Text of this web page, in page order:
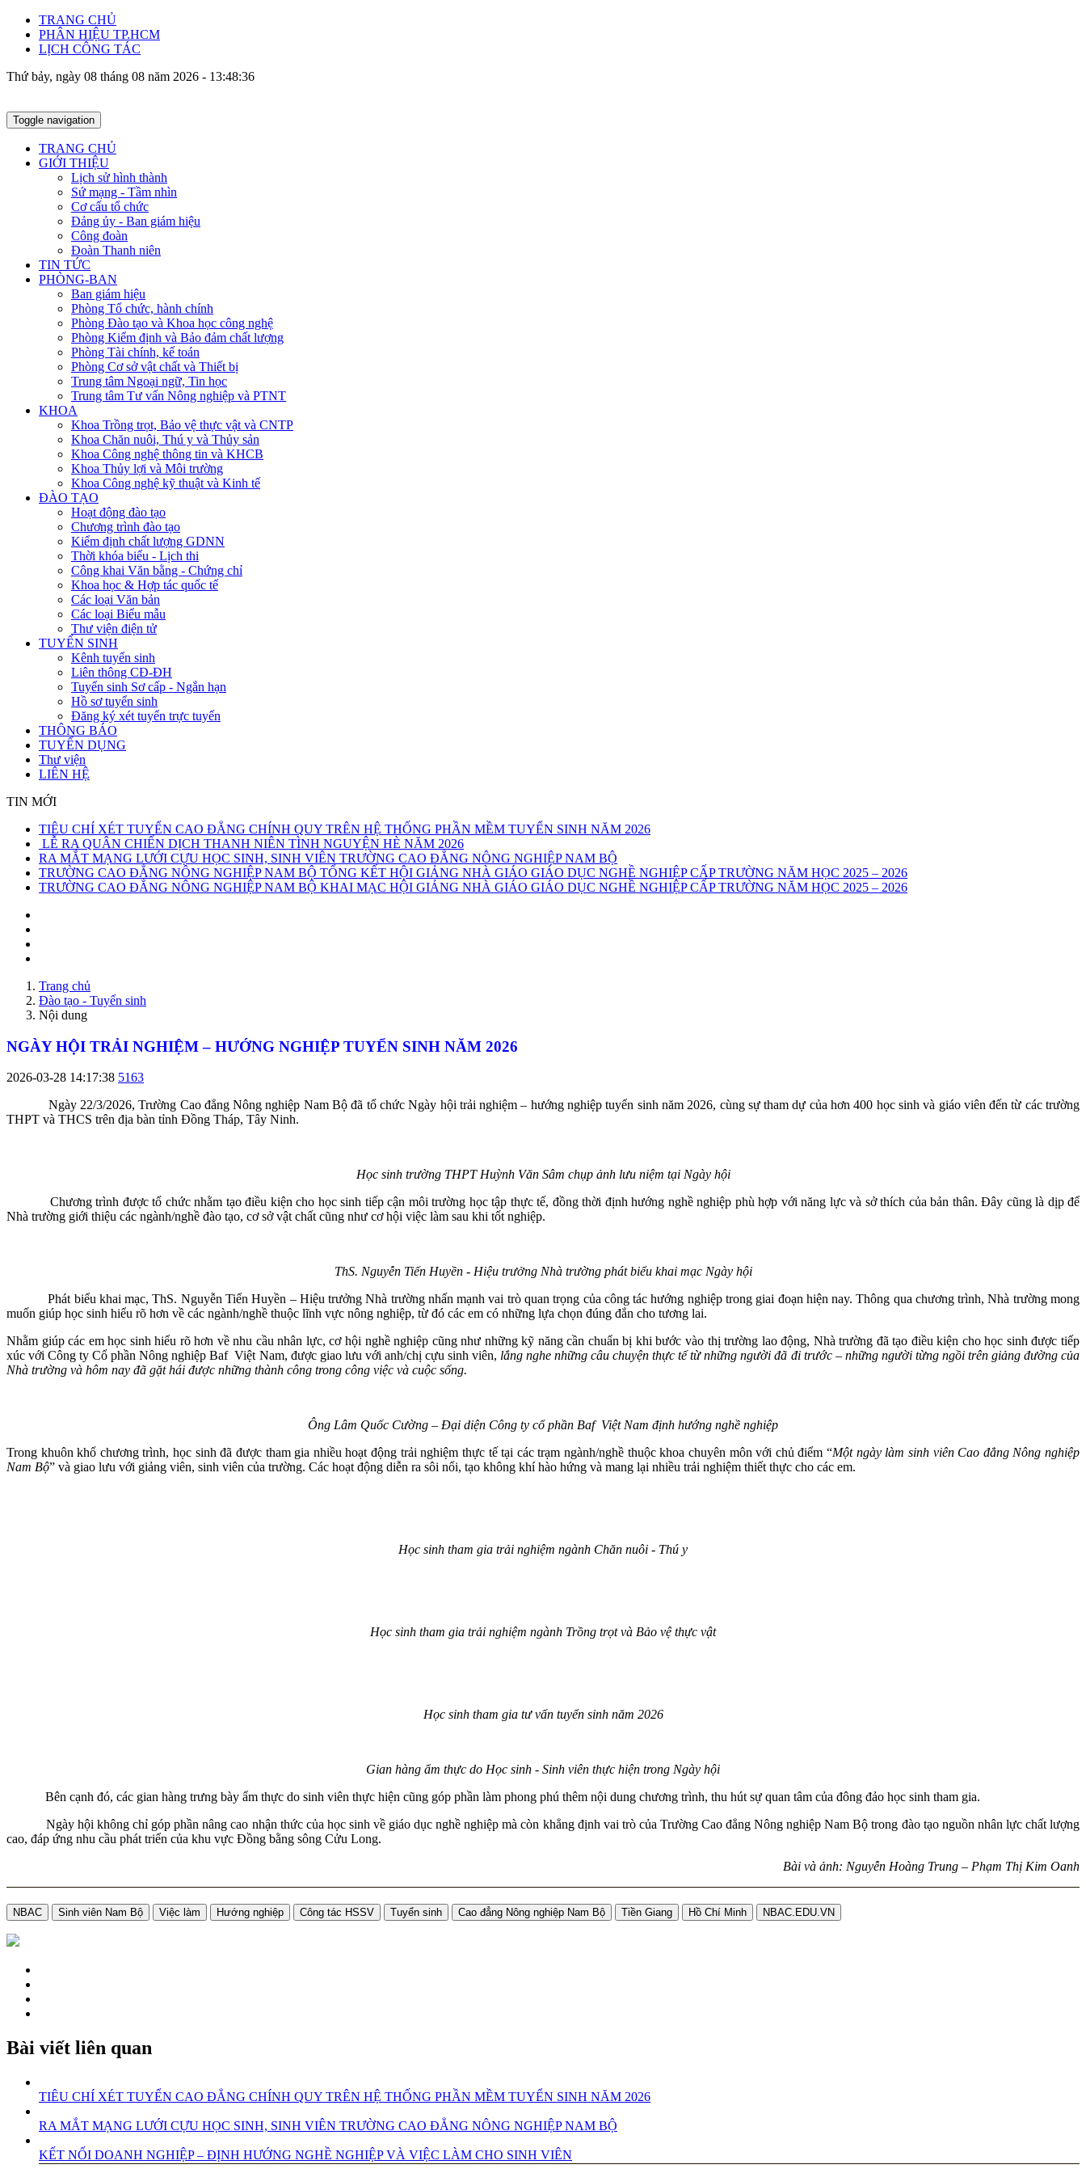
TRANG CHỦ
PHÂN HIỆU TP.HCM
LỊCH CÔNG TÁC
Thứ bảy, ngày 08 tháng 08 năm 2026 - 13:48:37
Toggle navigation
TRANG CHỦ
GIỚI THIỆU
Lịch sử hình thành
Sứ mạng - Tầm nhìn
Cơ cấu tổ chức
Đảng ủy - Ban giám hiệu
Công đoàn
Đoàn Thanh niên
TIN TỨC
PHÒNG-BAN
Ban giám hiệu
Phòng Tổ chức, hành chính
Phòng Đào tạo và Khoa học công nghệ
Phòng Kiểm định và Bảo đảm chất lượng
Phòng Tài chính, kế toán
Phòng Cơ sở vật chất và Thiết bị
Trung tâm Ngoại ngữ, Tin học
Trung tâm Tư vấn Nông nghiệp và PTNT
KHOA
Khoa Trồng trọt, Bảo vệ thực vật và CNTP
Khoa Chăn nuôi, Thú y và Thủy sản
Khoa Công nghệ thông tin và KHCB
Khoa Thủy lợi và Môi trường
Khoa Công nghệ kỹ thuật và Kinh tế
ĐÀO TẠO
Hoạt động đào tạo
Chương trình đào tạo
Kiểm định chất lượng GDNN
Thời khóa biểu - Lịch thi
Công khai Văn bằng - Chứng chỉ
Khoa học & Hợp tác quốc tế
Các loại Văn bản
Các loại Biểu mẫu
Thư viện điện tử
TUYỂN SINH
Kênh tuyển sinh
Liên thông CĐ-ĐH
Tuyển sinh Sơ cấp - Ngắn hạn
Hồ sơ tuyển sinh
Đăng ký xét tuyển trực tuyến
THÔNG BÁO
TUYỂN DỤNG
Thư viện
LIÊN HỆ
TIN MỚI
TIÊU CHÍ XÉT TUYỂN CAO ĐẲNG CHÍNH QUY TRÊN HỆ THỐNG PHẦN MỀM TUYỂN SINH NĂM 2026
LỄ RA QUÂN CHIẾN DỊCH THANH NIÊN TÌNH NGUYỆN HÈ NĂM 2026
RA MẮT MẠNG LƯỚI CỰU HỌC SINH, SINH VIÊN TRƯỜNG CAO ĐẲNG NÔNG NGHIỆP NAM BỘ
TRƯỜNG CAO ĐẲNG NÔNG NGHIỆP NAM BỘ TỔNG KẾT HỘI GIẢNG NHÀ GIÁO GIÁO DỤC NGHỀ NGHIỆP CẤP TRƯỜNG NĂM HỌC 2025 – 2026
TRƯỜNG CAO ĐẲNG NÔNG NGHIỆP NAM BỘ KHAI MẠC HỘI GIẢNG NHÀ GIÁO GIÁO DỤC NGHỀ NGHIỆP CẤP TRƯỜNG NĂM HỌC 2025 – 2026
Trang chủ
Đào tạo - Tuyển sinh
Nội dung
NGÀY HỘI TRẢI NGHIỆM – HƯỚNG NGHIỆP TUYỂN SINH NĂM 2026
2026-03-28 14:17:38 5163
Ngày 22/3/2026, Trường Cao đẳng Nông nghiệp Nam Bộ đã tổ chức Ngày hội trải nghiệm – hướng nghiệp tuyển sinh năm 2026, cùng sự tham dự của hơn 400 học sinh và giáo viên đến từ các trường
THPT và THCS trên địa bàn tỉnh Đồng Tháp, Tây Ninh.
Học sinh trường THPT Huỳnh Văn Sâm chụp ảnh lưu niệm tại Ngày hội
Chương trình được tổ chức nhằm tạo điều kiện cho học sinh tiếp cận môi trường học tập thực tế, đồng thời định hướng nghề nghiệp phù hợp với năng lực và sở thích của bản thân. Đây cũng là dịp để
Nhà trường giới thiệu các ngành/nghề đào tạo, cơ sở vật chất cũng như cơ hội việc làm sau khi tốt nghiệp.
ThS. Nguyễn Tiến Huyền - Hiệu trưởng Nhà trường phát biểu khai mạc Ngày hội
Phát biểu khai mạc, ThS. Nguyễn Tiến Huyền – Hiệu trưởng Nhà trường nhấn mạnh vai trò quan trọng của công tác hướng nghiệp trong giai đoạn hiện nay. Thông qua chương trình, Nhà trường mong
muốn giúp học sinh hiểu rõ hơn về các ngành/nghề thuộc lĩnh vực nông nghiệp, từ đó các em có những lựa chọn đúng đắn cho tương lai.
Nhằm giúp các em học sinh hiểu rõ hơn về nhu cầu nhân lực, cơ hội nghề nghiệp cũng như những kỹ năng cần chuẩn bị khi bước vào thị trường lao động, Nhà trường đã tạo điều kiện cho học sinh được tiếp
xúc với Công ty Cổ phần Nông nghiệp Baf Việt Nam, được giao lưu với anh/chị cựu sinh viên, lắng nghe những câu chuyện thực tế từ những người đã đi trước – những người từng ngồi trên giảng đường của
Nhà trường và hôm nay đã gặt hái được những thành công trong công việc và cuộc sống.
Ông Lâm Quốc Cường – Đại diện Công ty cổ phần Baf Việt Nam định hướng nghề nghiệp
Trong khuôn khổ chương trình, học sinh đã được tham gia nhiều hoạt động trải nghiệm thực tế tại các trạm ngành/nghề thuộc khoa chuyên môn với chủ điểm “Một ngày làm sinh viên Cao đẳng Nông nghiệp
Nam Bộ” và giao lưu với giảng viên, sinh viên của trường. Các hoạt động diễn ra sôi nổi, tạo không khí hào hứng và mang lại nhiều trải nghiệm thiết thực cho các em.
Học sinh tham gia trải nghiệm ngành Chăn nuôi - Thú y
Học sinh tham gia trải nghiệm ngành Trồng trọt và Bảo vệ thực vật
Học sinh tham gia tư vấn tuyển sinh năm 2026
Gian hàng ẩm thực do Học sinh - Sinh viên thực hiện trong Ngày hội
Bên cạnh đó, các gian hàng trưng bày ẩm thực do sinh viên thực hiện cũng góp phần làm phong phú thêm nội dung chương trình, thu hút sự quan tâm của đông đảo học sinh tham gia.
Ngày hội không chỉ góp phần nâng cao nhận thức của học sinh về giáo dục nghề nghiệp mà còn khẳng định vai trò của Trường Cao đẳng Nông nghiệp Nam Bộ trong đào tạo nguồn nhân lực chất lượng
cao, đáp ứng nhu cầu phát triển của khu vực Đồng bằng sông Cửu Long.
Bài và ảnh: Nguyễn Hoàng Trung – Phạm Thị Kim Oanh
NBAC Sinh viên Nam Bộ Việc làm Hướng nghiệp Công tác HSSV Tuyển sinh Cao đẳng Nông nghiệp Nam Bộ Tiền Giang Hồ Chí Minh NBAC.EDU.VN
Bài viết liên quan
TIÊU CHÍ XÉT TUYỂN CAO ĐẲNG CHÍNH QUY TRÊN HỆ THỐNG PHẦN MỀM TUYỂN SINH NĂM 2026
RA MẮT MẠNG LƯỚI CỰU HỌC SINH, SINH VIÊN TRƯỜNG CAO ĐẲNG NÔNG NGHIỆP NAM BỘ
KẾT NỐI DOANH NGHIỆP – ĐỊNH HƯỚNG NGHỀ NGHIỆP VÀ VIỆC LÀM CHO SINH VIÊN